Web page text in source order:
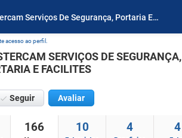
Vagas de Mastercam Serviços De Segurança, Portaria E Facilites
acesso ao perfil.
SERVIÇOS DE SEGURANÇA,
E FACILITES
Seguir Avaliar
166 10 4 4